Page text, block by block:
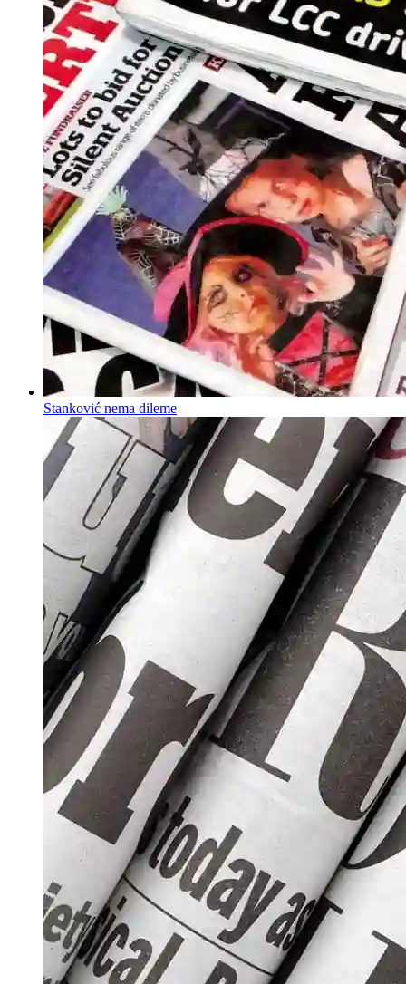
Stanković nema dileme